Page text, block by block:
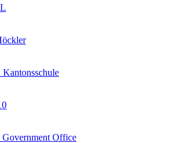
Government Office